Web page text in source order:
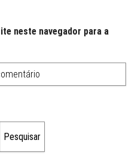
neste navegador para a
Pesquisar